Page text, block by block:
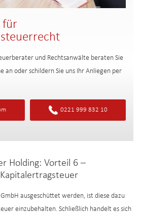
für
und Rechtsanwälte beraten Sie
an oder schildern Sie uns Ihr Anliegen per
0221 999 832 10
Holding: Vorteil 6 –
ausgeschüttet werden, ist diese dazu
einzubehalten. Schließlich handelt es sich